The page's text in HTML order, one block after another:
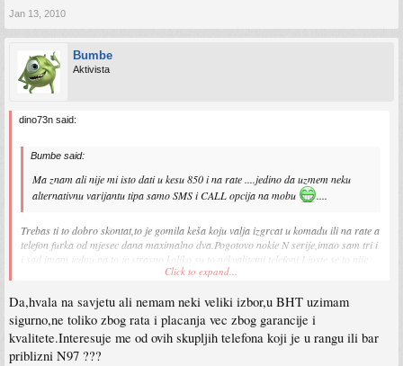
Jan 13, 2010
Bumbe
Aktivista
dino73n said:
Bumbe said:
Ma znam ali nije mi isto dati u kesu 850 i na rate ....jedino da uzmem neku
alternativnu varijantu tipa samo SMS i CALL opcija na mobu
....
Trebas ti to dobro skontat,to je gomila keša koju valja izgrcat u komadu ili na rate a
telefon furka od mjesec dana maximalno dva.Pogotovo nokie N serije,imao sam tri i
i sad imam jednu,pa to je strasno koliko su to nekvalitetni telefoni.Ljuste se to nije
normalno.Cim je to ofarbana plastika to se mora oguliti prije ili kasnije.
Ja sam se tako zapalio za n73 kad je izasla.Uh kako sam samo potrosio 1000km na
nju,prosle su tri i po godine od tad a i sad me dusa boli za tolikim parama a telefon
sam zaboravio kao da ga nikad nisam ni imao.
Click to expand...
Da,hvala na savjetu ali nemam neki veliki izbor,u BHT uzimam
sigurno,ne toliko zbog rata i placanja vec zbog garancije i
kvalitete.Interesuje me od ovih skupljih telefona koji je u rangu ili bar
priblizni N97 ???